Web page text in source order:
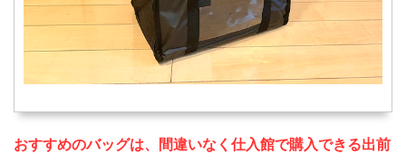
おすすめのバッグは、間違いなく仕入館で購入できる出前